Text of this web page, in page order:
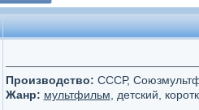
Производство: СССР,
Жанр: мультфильм , детский,